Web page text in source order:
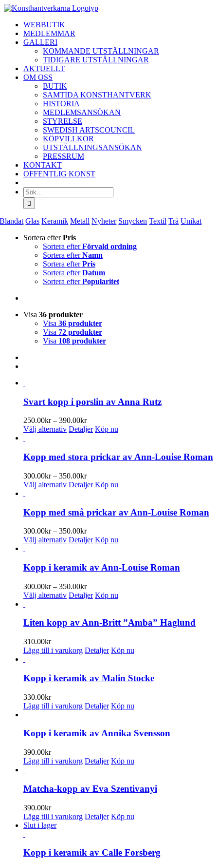
Fortsätt
innehålletWEBBUTIK
MEDLEMMAR
GALLERI
KOMMANDE UTSTÄLLNINGAR
TIDIGARE UTSTÄLLNINGAR
AKTUELLT
OM OSS
BUTIK
SAMTIDA KONSTHANTVERK
HISTORIA
MEDLEMSANSÖKAN
STYRELSE
SWEDISH ARTSCOUNCIL
KÖPVILLKOR
UTSTÄLLNINGSANSÖKAN
PRESSRUM
KONTAKT
OFFENTLIG KONST
Sök
efter:
Blandat Glas Keramik Metall Nyheter Smycken Textil Trä Unikat
Sortera efterPris
Sortera efterFörvald ordning
Sortera efterNamn
Sortera efterPris
Sortera efterDatum
Sortera efterPopularitet
Visa 36 produkter
Visa 36 produkter
Visa 72 produkter
Visa 108 produkter
Svart kopp i porslin av Anna Rutz
250.00kr – 390.00krPrisintervall:
250.00kr
Välj alternativ Den
har
flera
varianter.
De
olika
väljas
produktsidan
Detaljer Köp nu
Kopp med stora prickar av Ann-Louise Roman
300.00kr – 350.00krPrisintervall:
300.00kr
Välj alternativ Den
har
flera
varianter.
De
olika
väljas
produktsidan
Detaljer Köp nu
Kopp med små prickar av Ann-Louise Roman
300.00kr – 350.00krPrisintervall:
300.00kr
Välj alternativ Den
har
flera
varianter.
De
olika
väljas
Detaljer Köp nu
Kopp i keramik av Ann-Louise Roman
300.00kr – 350.00krPrisintervall:
300.00kr
Välj alternativ Den
har
De
olika
väljas
Detaljer Köp nu
Liten kopp av Ann-Britt ”Amba” Haglund
310.00kr
Lägg till i varukorg Detaljer Köp nu
Kopp i keramik av Malin Stocke
330.00kr
Lägg till i varukorg Detaljer Köp nu
Kopp i keramik av Annika Svensson
390.00kr
Lägg till i varukorg Detaljer Köp nu
Matcha-kopp av Eva Szentivanyi
390.00kr
Lägg till i varukorg Detaljer Köp nu
Slut i lager
Kopp i keramik av Calle Forsberg